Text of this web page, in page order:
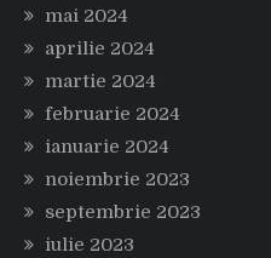
mai 2024
aprilie 2024
martie 2024
februarie 2024
ianuarie 2024
noiembrie 2023
septembrie 2023
iulie 2023